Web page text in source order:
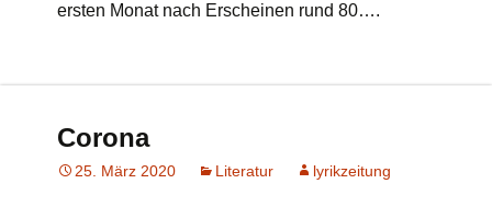
ersten Monat nach Erscheinen rund 80….
Corona
25. März 2020 Literatur lyrikzeitung